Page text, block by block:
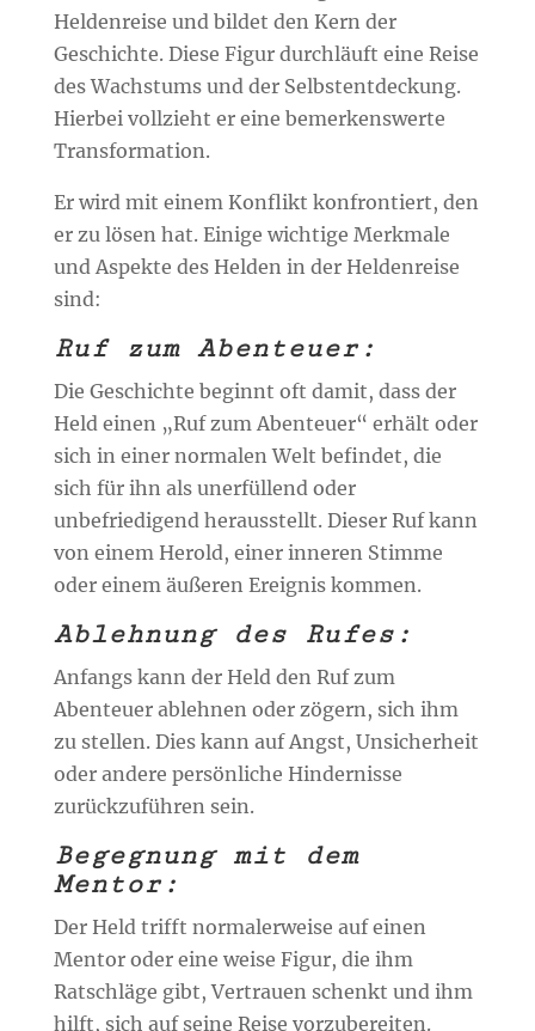
Heldenreise und bildet den Kern der
Geschichte. Diese Figur durchläuft eine Reise
des Wachstums und der Selbstentdeckung.
Hierbei vollzieht er eine bemerkenswerte
Transformation.
Er wird mit einem Konflikt konfrontiert, den
er zu lösen hat. Einige wichtige Merkmale
und Aspekte des Helden in der Heldenreise
sind:
Ruf zum Abenteuer:
Die Geschichte beginnt oft damit, dass der
Held einen „Ruf zum Abenteuer“ erhält oder
sich in einer normalen Welt befindet, die
sich für ihn als unerfüllend oder
unbefriedigend herausstellt. Dieser Ruf kann
von einem Herold, einer inneren Stimme
oder einem äußeren Ereignis kommen.
Ablehnung des Rufes:
Anfangs kann der Held den Ruf zum
Abenteuer ablehnen oder zögern, sich ihm
zu stellen. Dies kann auf Angst, Unsicherheit
oder andere persönliche Hindernisse
zurückzuführen sein.
Begegnung mit dem
Mentor:
Der Held trifft normalerweise auf einen
Mentor oder eine weise Figur, die ihm
Ratschläge gibt, Vertrauen schenkt und ihm
hilft, sich auf seine Reise vorzubereiten.